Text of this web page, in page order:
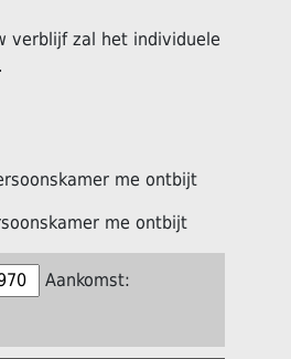
verblijf zal het individuele
me ontbijt
me ontbijt
Aankomst: